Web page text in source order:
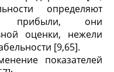
определяют
прибыли, они
оценки, нежели
[9,65].
показателей